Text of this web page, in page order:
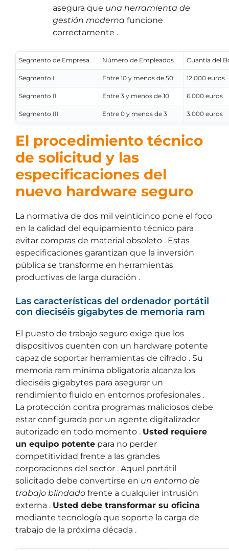
asegura que una herramienta de
gestión moderna funcione
correctamente .
Segmento de Empresa Número de Empleados Cuantía del
Segmento I Entre 10 y menos de 50 12.000 euros
Segmento II Entre 3 y menos de 10 6.000 euros
Segmento III Entre 0 y menos de 3 3.000 euros
El procedimiento técnico
de solicitud y las
especificaciones del
nuevo hardware seguro
La normativa de dos mil veinticinco pone el foco
en la calidad del equipamiento técnico para
evitar compras de material obsoleto . Estas
especificaciones garantizan que la inversión
pública se transforme en herramientas
productivas de larga duración .
Las características del ordenador portátil
con dieciséis gigabytes de memoria ram
El puesto de trabajo seguro exige que los
dispositivos cuenten con un hardware potente
capaz de soportar herramientas de cifrado . Su
memoria ram mínima obligatoria alcanza los
dieciséis gigabytes para asegurar un
rendimiento fluido en entornos profesionales .
La protección contra programas maliciosos debe
estar configurada por un agente digitalizador
autorizado en todo momento . Usted requiere
un equipo potente para no perder
competitividad frente a las grandes
corporaciones del sector . Aquel portátil
solicitado debe convertirse en un entorno de
trabajo blindado frente a cualquier intrusión
externa . Usted debe transformar su oficina
mediante tecnología que soporte la carga de
trabajo de la próxima década .